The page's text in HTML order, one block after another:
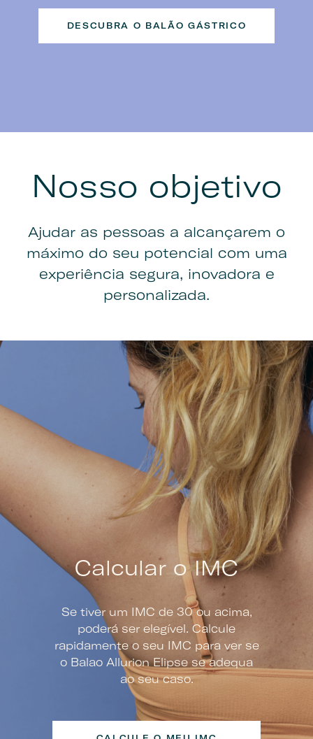
DESCUBRA O BALÃO GÁSTRICO
Nosso objetivo
Ajudar as pessoas a alcançarem o
máximo do seu potencial com uma
experiência segura, inovadora e
personalizada.
Calcular o IMC
Se tiver um IMC de 30 ou acima,
poderá ser elegível. Calcule
rapidamente o seu IMC para ver se
o Balao Allurion Elipse se adequa
ao seu caso.